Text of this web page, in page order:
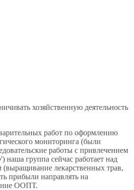
хозяйственную деятельность
работ по оформлению
мониторинга (были
работы с привлечением
наша группа сейчас работает над
лекарственных трав,
прибыли направлять на
ООПТ.